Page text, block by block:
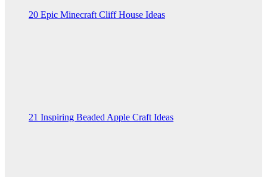
20 Epic Minecraft Cliff House Ideas
21 Inspiring Beaded Apple Craft Ideas